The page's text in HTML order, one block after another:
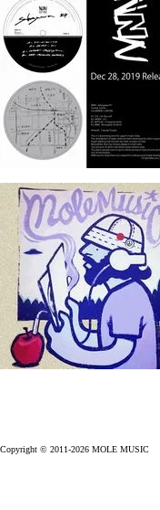
Copyright © 2011-2026 MOLE MUSIC